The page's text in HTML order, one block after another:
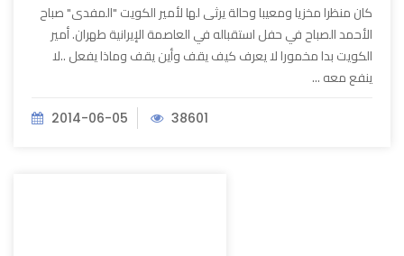
كان منظرا مخزيا ومعيبا وحالة يرثى لها لأمير الكويت "المفدى" صباح
الأحمد الصباح في حفل استقباله في العاصمة الإيرانية طهران. أمير
الكويت بدا مخمورا لا يعرف كيف يقف وأين يقف وماذا يفعل ..لا
ينفع معه ...
2014-06-05 38601